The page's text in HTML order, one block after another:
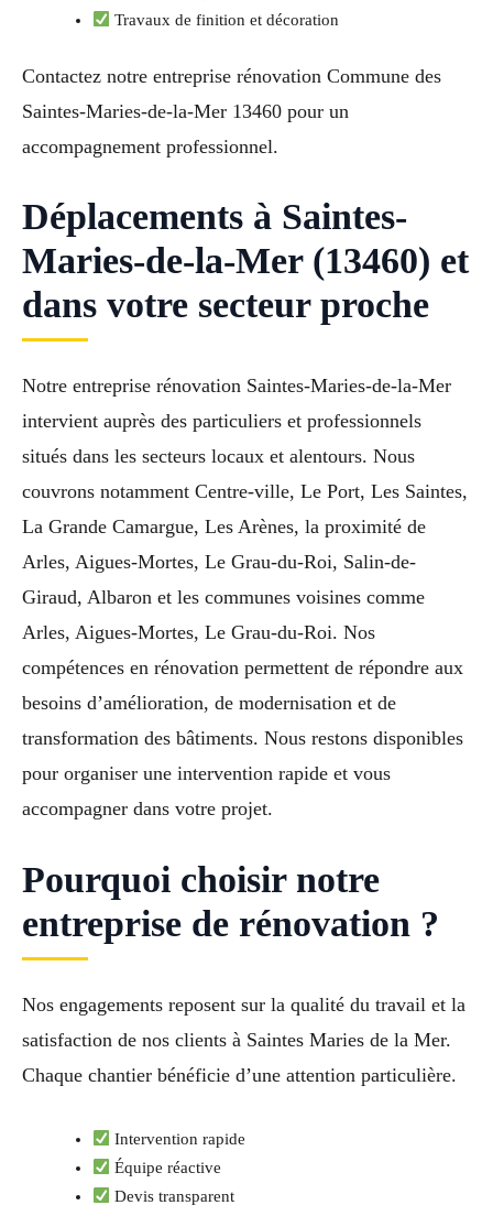
Travaux de finition et décoration
Contactez notre entreprise rénovation Commune des
Saintes-Maries-de-la-Mer 13460 pour un
accompagnement professionnel.
Déplacements à Saintes-
Maries-de-la-Mer (13460) et
dans votre secteur proche
Notre entreprise rénovation Saintes-Maries-de-la-Mer
intervient auprès des particuliers et professionnels
situés dans les secteurs locaux et alentours. Nous
couvrons notamment Centre-ville, Le Port, Les Saintes,
La Grande Camargue, Les Arènes, la proximité de
Arles, Aigues-Mortes, Le Grau-du-Roi, Salin-de-
Giraud, Albaron et les communes voisines comme
Arles, Aigues-Mortes, Le Grau-du-Roi. Nos
compétences en rénovation permettent de répondre aux
besoins d’amélioration, de modernisation et de
transformation des bâtiments. Nous restons disponibles
pour organiser une intervention rapide et vous
accompagner dans votre projet.
Pourquoi choisir notre
entreprise de rénovation ?
Nos engagements reposent sur la qualité du travail et la
satisfaction de nos clients à Saintes Maries de la Mer.
Chaque chantier bénéficie d’une attention particulière.
Intervention rapide
Équipe réactive
Devis transparent